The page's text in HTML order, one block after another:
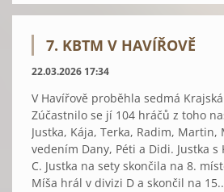
7. KBTM V HAVÍŘOVĚ
22.03.2026 17:34
V Havířově proběhla sedmá
Zúčastnilo se jí 104 hráčů z toho
Justka, Kája, Terka, Radim, Martin,
vedením Dany, Péti a Didi. Justka
C. Justka na sety skončila na 8.
Míša hrál v divizi D a skončil na